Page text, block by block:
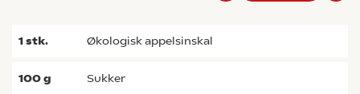
1stk. økologisk appelsinskal
100g sukker